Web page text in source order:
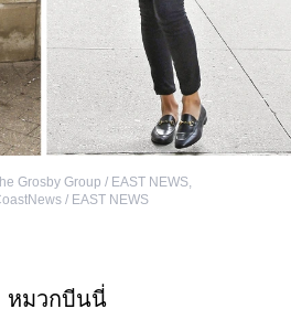
Grosby Group / EAST NEWS,
/ EAST NEWS
หมวกบีนนี่